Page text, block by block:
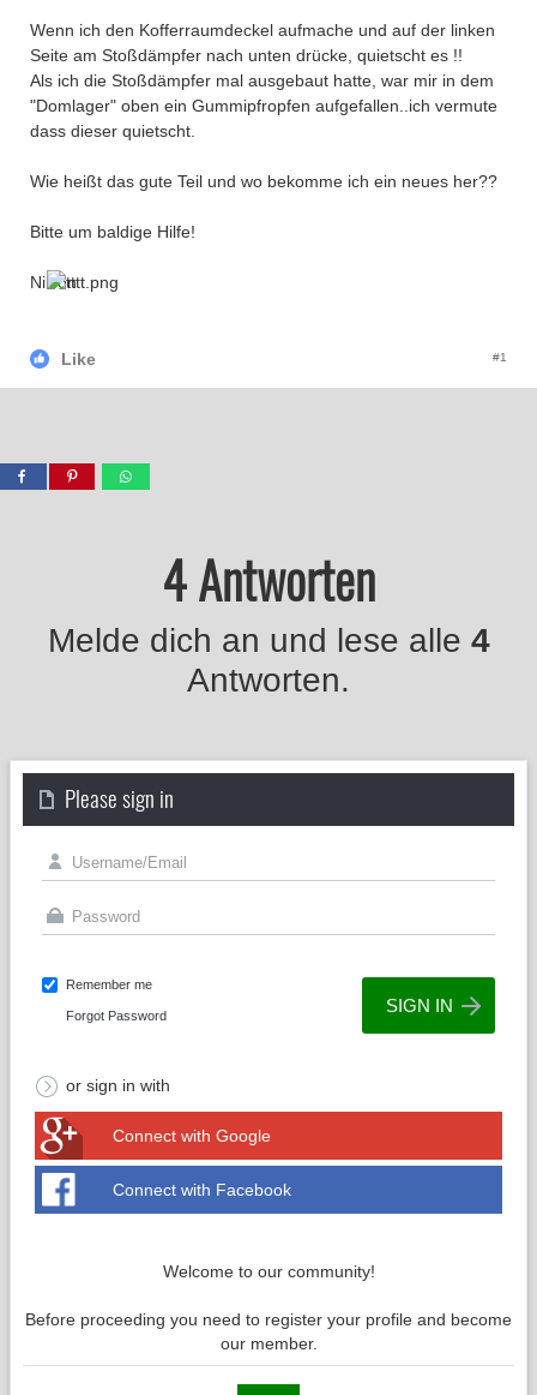
Wenn ich den Kofferraumdeckel aufmache und auf der linken
Seite am Stoßdämpfer nach unten drücke, quietscht es !!
Als ich die Stoßdämpfer mal ausgebaut hatte, war mir in dem
"Domlager" oben ein Gummipfropfen aufgefallen..ich vermute
dass dieser quietscht.
Wie heißt das gute Teil und wo bekomme ich ein neues her??
Bitte um baldige Hilfe!
Nilson
Like #1
4 Antworten
Melde dich an und lese alle 4
Antworten.
Please sign in
Remember me
Forgot Password
or sign in with
Connect with Google
Connect with Facebook
Welcome to our community!
Before proceeding you need to register your profile and become
our member.